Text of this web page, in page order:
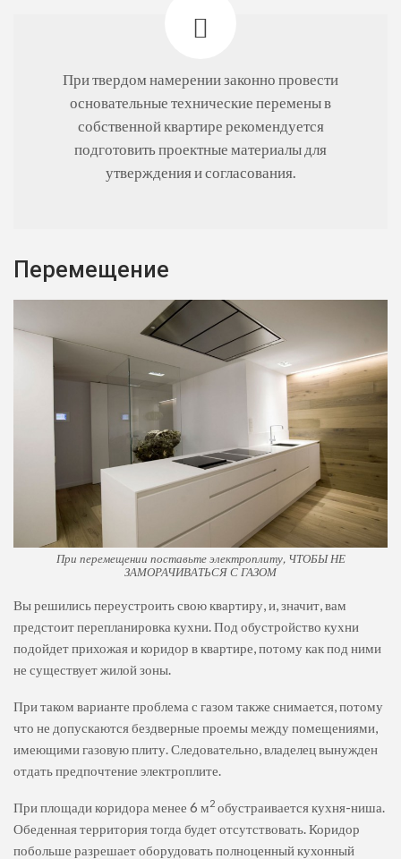
При твердом намерении законно провести
основательные технические перемены в
собственной квартире рекомендуется
подготовить проектные материалы для
утверждения и согласования.
Перемещение
При перемещении поставьте электроплиту, ЧТОБЫ НЕ
ЗАМОРАЧИВАТЬСЯ С ГАЗОМ
Вы решились переустроить свою квартиру, и, значит, вам
предстоит перепланировка кухни. Под обустройство кухни
подойдет прихожая и коридор в квартире, потому как под ними
не существует жилой зоны.
При таком варианте проблема с газом также снимается, потому
что не допускаются бездверные проемы между помещениями,
имеющими газовую плиту. Следовательно, владелец вынужден
отдать предпочтение электроплите.
При площади коридора менее 6 м2 обустраивается кухня-ниша.
Обеденная территория тогда будет отсутствовать. Коридор
побольше разрешает оборудовать полноценный кухонный